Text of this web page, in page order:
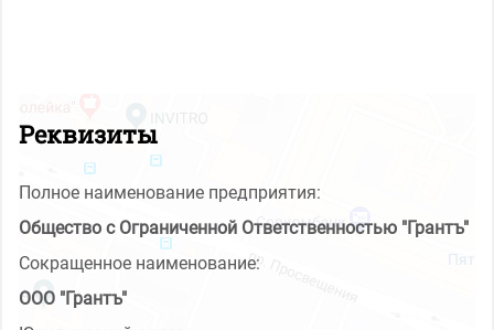
Реквизиты
Полное наименование предприятия:
Общество с Ограниченной Ответственностью "Грантъ"
Сокращенное наименование:
ООО "Грантъ"